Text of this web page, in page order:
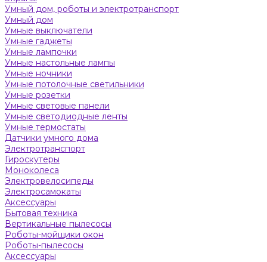
Умный дом, роботы и электротранспорт
Умный дом
Умные выключатели
Умные гаджеты
Умные лампочки
Умные настольные лампы
Умные ночники
Умные потолочные светильники
Умные розетки
Умные световые панели
Умные светодиодные ленты
Умные термостаты
Датчики умного дома
Электротранспорт
Гироскутеры
Моноколеса
Электровелосипеды
Электросамокаты
Аксессуары
Бытовая техника
Вертикальные пылесосы
Роботы-мойщики окон
Роботы-пылесосы
Аксессуары